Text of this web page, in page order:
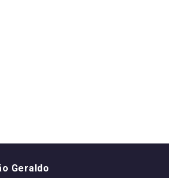
Geraldo